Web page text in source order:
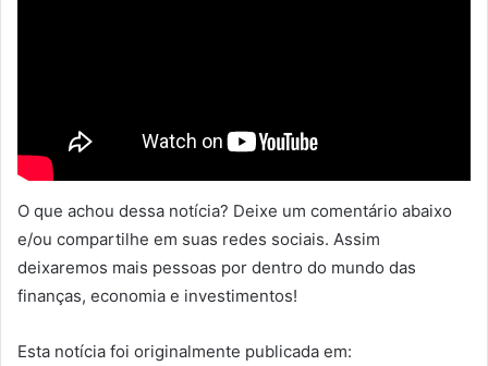
O que achou dessa notícia? Deixe um comentário abaixo
e/ou compartilhe em suas redes sociais. Assim
deixaremos mais pessoas por dentro do mundo das
finanças, economia e investimentos!
Esta notícia foi originalmente publicada em: